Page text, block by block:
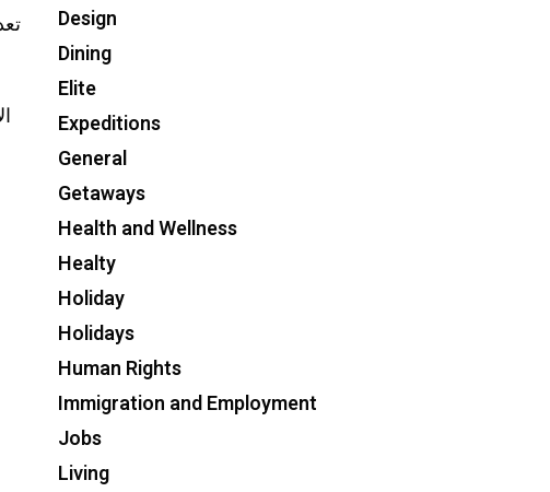
Design
Dining
Elite
Expeditions
General
Getaways
Health and Wellness
Healty
Holiday
Holidays
Human Rights
Immigration and Employment
Jobs
Living